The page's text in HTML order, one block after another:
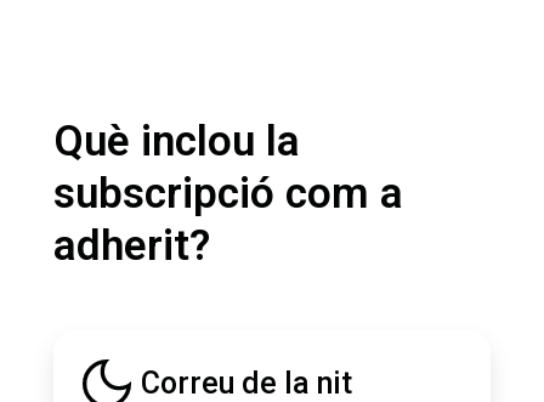
Què inclou la
subscripció com a
adherit?
Correu de la nit